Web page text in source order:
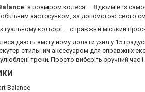
з розміром колеса — 8 дюймів із
застосунком, за допомогою свого
кольорі — справжній міський
дають змогу йому долати ухил у 15
стильним аксесуаром для справжніх
треки. Просто виберіть зручний час
Balance